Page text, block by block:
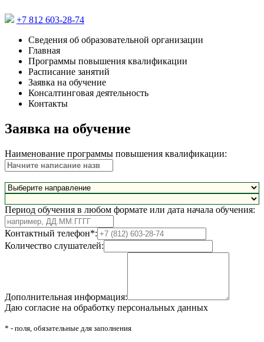
+7 812 603-28-74
Сведения об образовательной организации
Главная
Программы повышения квалификации
Расписание занятий
Заявка на обучение
Консалтинговая деятельность
Контакты
Заявка на обучение
Наименование программы повышения квалификации:
Период обучения в любом формате или дата начала обучения:
Контактный телефон*:
Количество слушателей:
Дополнительная информация:
Даю согласие на обработку персональных данных
* - поля, обязательные для заполнения